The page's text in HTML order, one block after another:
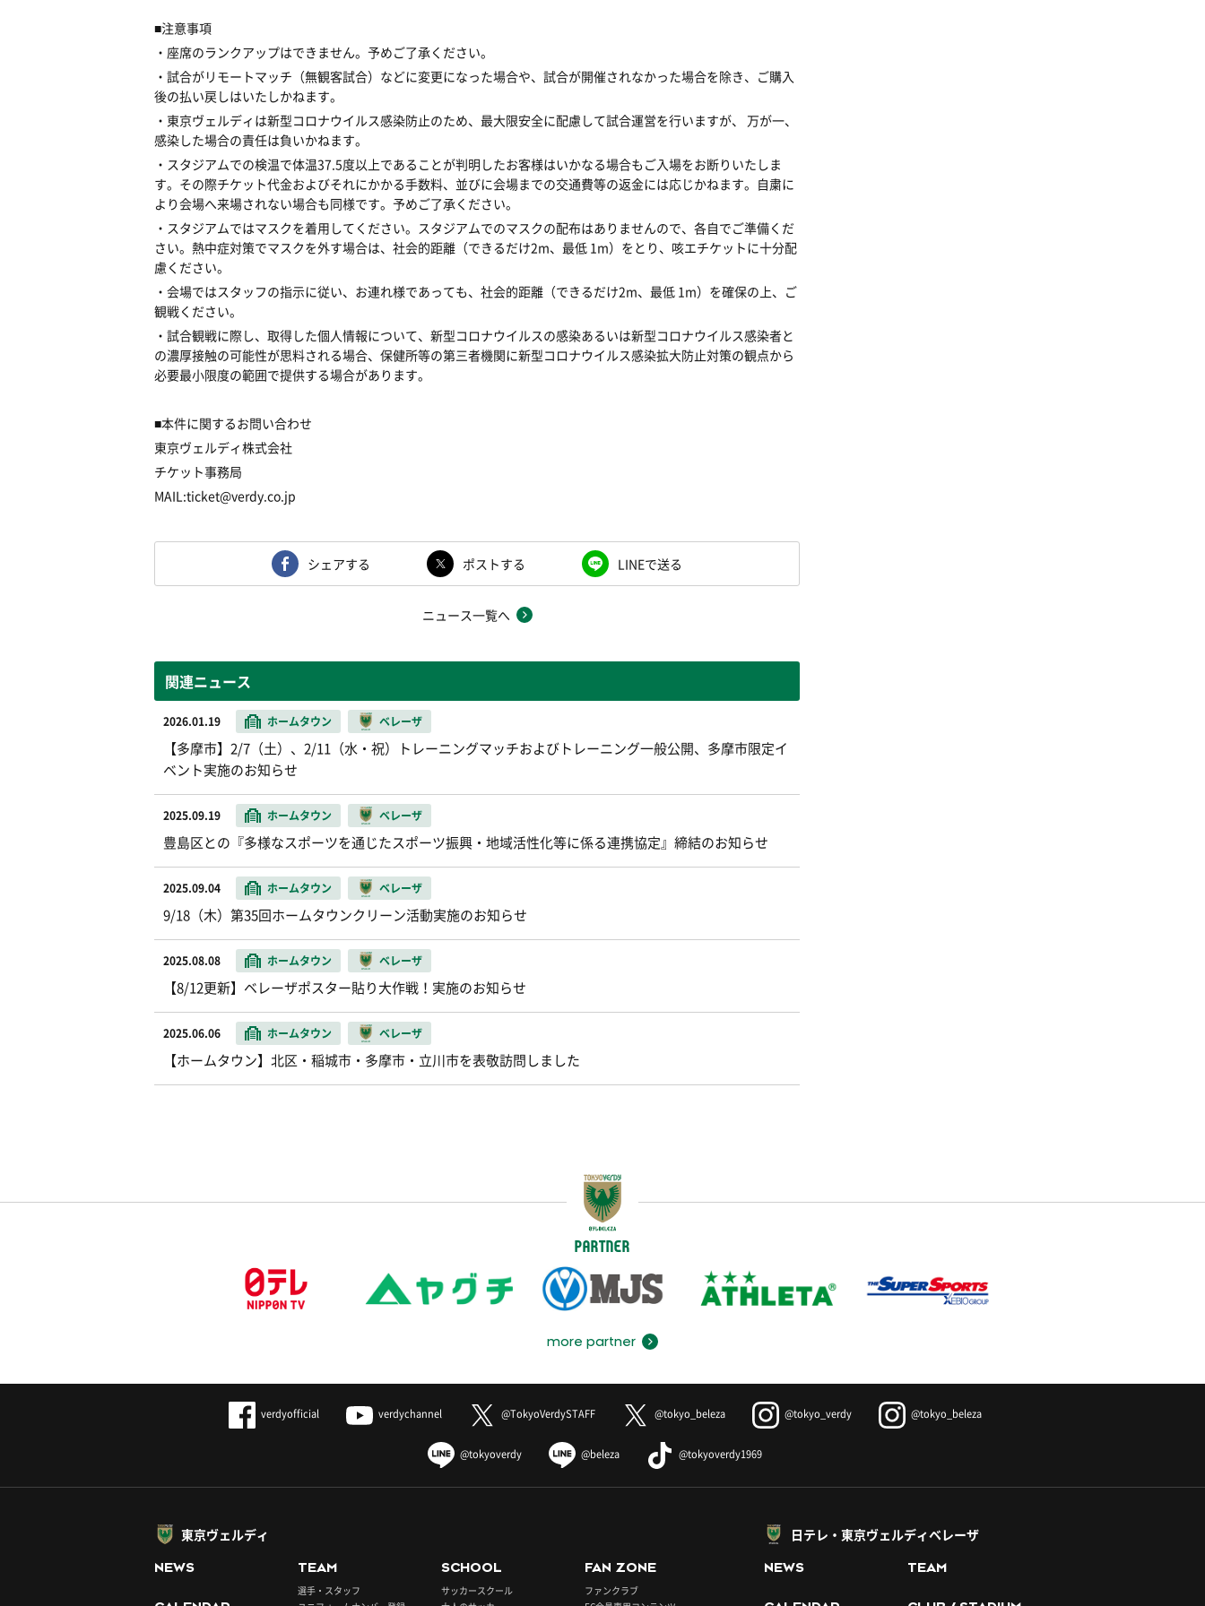
■注意事項
・座席のランクアップはできません。予めご了承ください。
・試合がリモートマッチ（無観客試合）などに変更になった場合や、試合が開催されなかった場合を除き、ご購入
後の払い戻しはいたしかねます。
・東京ヴェルディは新型コロナウイルス感染防止のため、最大限安全に配慮して試合運営を行いますが、 万が一、
感染した場合の責任は負いかねます。
・スタジアムでの検温で体温37.5度以上であることが判明したお客様はいかなる場合もご入場をお断りいたしま
す。その際チケット代金およびそれにかかる手数料、並びに会場までの交通費等の返金には応じかねます。自粛に
より会場へ来場されない場合も同様です。予めご了承ください。
・スタジアムではマスクを着用してください。スタジアムでのマスクの配布はありませんので、各自でご準備くだ
さい。熱中症対策でマスクを外す場合は、社会的距離（できるだけ2m、最低 1m）をとり、咳エチケットに十分配
慮ください。
・会場ではスタッフの指示に従い、お連れ様であっても、社会的距離（できるだけ2m、最低 1m）を確保の上、ご
観戦ください。
・試合観戦に際し、取得した個人情報について、新型コロナウイルスの感染あるいは新型コロナウイルス感染者と
の濃厚接触の可能性が思料される場合、保健所等の第三者機関に新型コロナウイルス感染拡大防止対策の観点から
必要最小限度の範囲で提供する場合があります。
■本件に関するお問い合わせ
東京ヴェルディ株式会社
チケット事務局
MAIL:ticket@verdy.co.jp
シェアする ポストする LINEで送る
ニュース一覧へ
関連ニュース
2026.01.19 ホームタウン ベレーザ
【多摩市】2/7（土）、2/11（水・祝）トレーニングマッチおよびトレーニング一般公開、多摩市限定イ
ベント実施のお知らせ
2025.09.19 ホームタウン ベレーザ
豊島区との『多様なスポーツを通じたスポーツ振興・地域活性化等に係る連携協定』締結のお知らせ
2025.09.04 ホームタウン ベレーザ
9/18（木）第35回ホームタウンクリーン活動実施のお知らせ
2025.08.08 ホームタウン ベレーザ
【8/12更新】ベレーザポスター貼り大作戦！実施のお知らせ
2025.06.06 ホームタウン ベレーザ
【ホームタウン】北区・稲城市・多摩市・立川市を表敬訪問しました
PARTNER
more partner
verdyofficial verdychannel @TokyoVerdySTAFF @tokyo_beleza @tokyo_verdy @tokyo_beleza
@tokyoverdy @beleza @tokyoverdy1969
東京ヴェルディ
NEWS TEAM
選手・スタッフ
SCHOOL
サッカースクール
FAN ZONE
ファンクラブ
日テレ・東京ヴェルディベレーザ
NEWS TEAM